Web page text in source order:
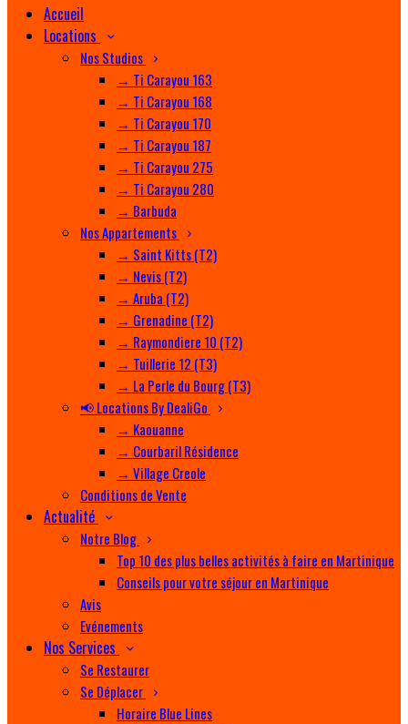
Accueil
Locations
Nos Studios
→ Ti Carayou 163
→ Ti Carayou 168
→ Ti Carayou 170
→ Ti Carayou 187
→ Ti Carayou 275
→ Ti Carayou 280
→ Barbuda
Nos Appartements
→ Saint Kitts (T2)
→ Nevis (T2)
→ Aruba (T2)
→ Grenadine (T2)
→ Raymondiere 10 (T2)
→ Tuillerie 12 (T3)
→ La Perle du Bourg (T3)
📢 Locations By DealiGo
→ Kaouanne
→ Courbaril Résidence
→ Village Creole
Conditions de Vente
Actualité
Notre Blog
Top 10 des plus belles activités à faire en Martinique
Conseils pour votre séjour en Martinique
Avis
Evénements
Nos Services
Se Restaurer
Se Déplacer
Horaire Blue Lines